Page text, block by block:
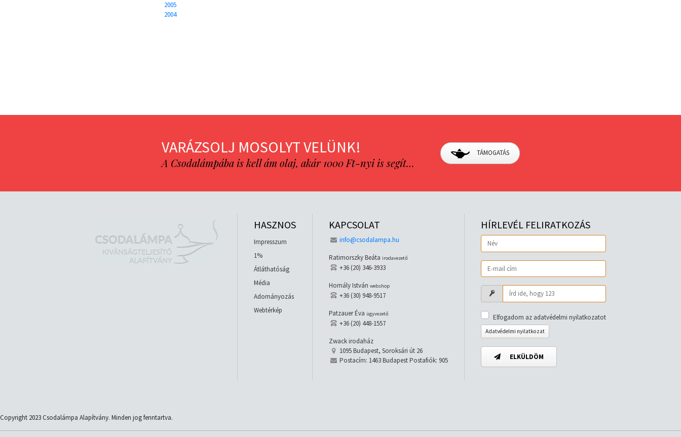
2005
2004
VARÁZSOLJ MOSOLYT VELÜNK!
A Csodalámpába is kell ám olaj, akár 1000 Ft-nyi is segít…
TÁMOGATÁS
HASZNOS
Impresszum
1%
Átláthatóság
Média
Adományozás
Webtérkép
KAPCSOLAT
info@csodalampa.hu
Ratimorszky Beáta irodavezető
+36 (20) 346-3933
Homály István webshop
+36 (30) 948-9517
Patzauer Éva ügyvezető
+36 (20) 448-1557
Zwack irodaház
1095 Budapest, Soroksári út 26
Postacím: 1463 Budapest Postafiók: 905
HÍRLEVÉL FELIRATKOZÁS
Elfogadom az adatvédelmi nyilatkozatot
Adatvédelmi nyilatkozat
ELKÜLDÖM
Copyright 2023 Csodalámpa Alapítvány. Minden jog fenntartva.